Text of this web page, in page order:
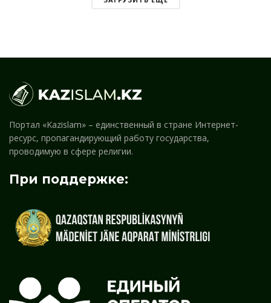
Портал «Kazislam» – единственный в стране Интернет-
ресурс, пропагандирующий работу государства,
проводимую в сфере религии.
При поддержке: